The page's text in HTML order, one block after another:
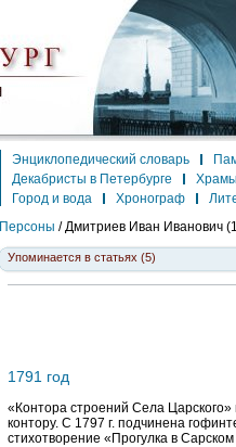
Энциклопедический словарь
Декабристы в Петербурге
Город и вода
Хронограф
Персоны / Дмитриев Иван Иванович
Упоминается в статьях (5)
1791 год
«Контора строений Села
контору. С 1797 г. подчинена
стихотворение «Прогулка в